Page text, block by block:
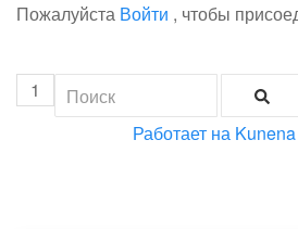
Пожалуйста Войти , чтобы
1
Работает на